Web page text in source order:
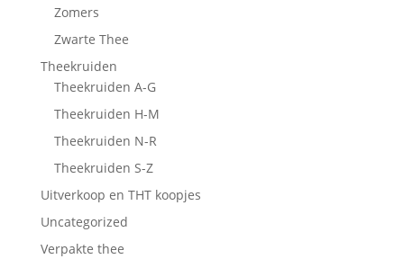
Zomers
Zwarte Thee
Theekruiden
Theekruiden A-G
Theekruiden H-M
Theekruiden N-R
Theekruiden S-Z
Uitverkoop en THT koopjes
Uncategorized
Verpakte thee